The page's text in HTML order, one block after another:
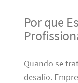
Por que
Quando se
desafio.